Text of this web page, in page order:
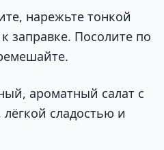
нарежьте тонкой
заправке. Посолите по
ароматный салат с
сладостью и